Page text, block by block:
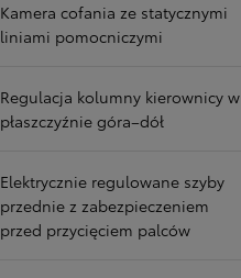
Kamera cofania ze statycznymi
liniami pomocniczymi
Regulacja kolumny kierownicy w
płaszczyźnie góra–dół
Elektrycznie regulowane szyby
przednie z zabezpieczeniem
przed przycięciem palców